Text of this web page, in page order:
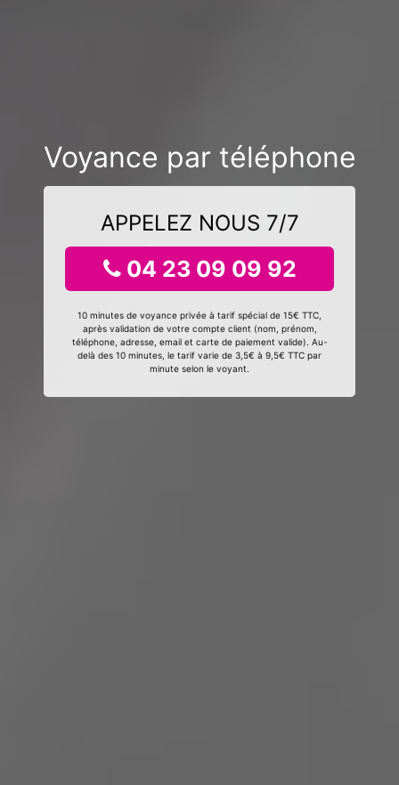
Voyance par téléphone
APPELEZ NOUS 7/7
04 23 09 09 92
10 minutes de voyance privée à tarif spécial de 15€ TTC,
après validation de votre compte client (nom, prénom,
téléphone, adresse, email et carte de paiement valide). Au-
delà des 10 minutes, le tarif varie de 3,5€ à 9,5€ TTC par
minute selon le voyant.